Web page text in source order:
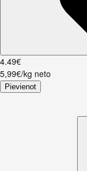
4.49€
5,99€/kg neto
Pievienot